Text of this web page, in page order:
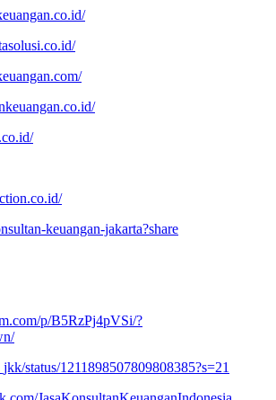
keuangan-jakarta?share
p/B5RzPj4pVSi/?
status/1211898507809808385?s=21